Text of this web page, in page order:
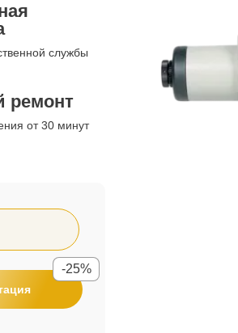
службы
ремонт
от 30 минут
-25%